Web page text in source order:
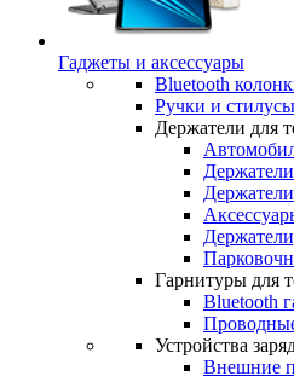
Гаджеты и аксессуары
Bluetooth
Ручки и стилусы
Держатели для
Гарнитуры для
Bluetooth
Устройства
Внешние